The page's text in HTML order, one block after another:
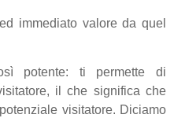
immediato valore da quel
potente: ti permette di
il che significa che
visitatore. Diciamo